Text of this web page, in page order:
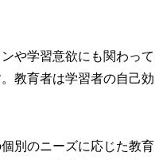
や学習意欲にも関わっ
教育者は学習者の自己
別のニーズに応じた教